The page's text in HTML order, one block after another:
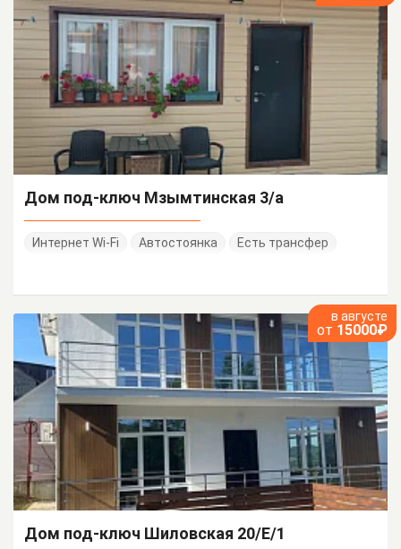
Дом под-ключ Мзымтинская 3/а
Интернет Wi-Fi Автостоянка Есть трансфер
в августе
от 15000₽
Дом под-ключ Шиловская 20/Е/1